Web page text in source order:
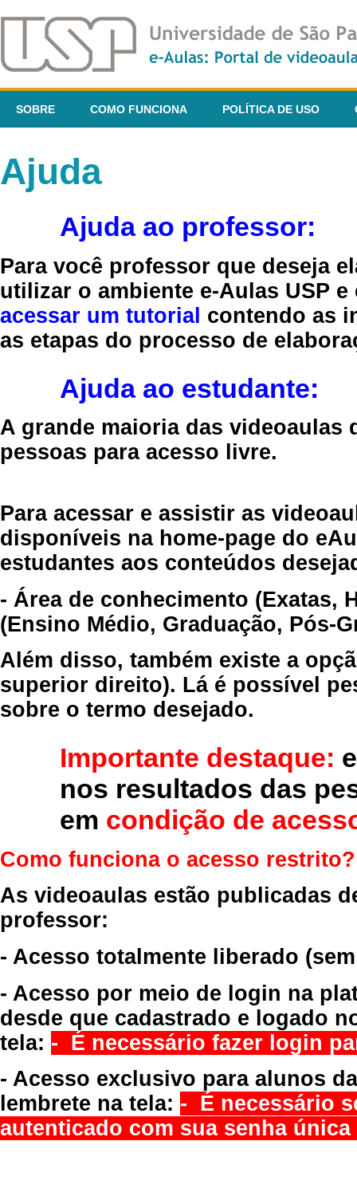
SOBRE COMO FUNCIONA POLÍTICA DE USO
Ajuda
Ajuda ao professor:
Para você professor que deseja
utilizar o ambiente e-Aulas USP
acessar um tutorial contendo as
as etapas do processo de
Ajuda ao estudante:
A grande maioria das videoaulas
pessoas para acesso livre.
Para acessar e assistir as
disponíveis na home-page do
estudantes aos conteúdos
- Área de conhecimento (Exatas,
(Ensino Médio, Graduação, Pós-
Além disso, também existe a
superior direito). Lá é possível
sobre o termo desejado.
Importante destaque:
nos resultados das
em condição de
Como funciona o acesso restrito?
As videoaulas estão publicadas
professor:
- Acesso totalmente liberado
- Acesso por meio de login na
desde que cadastrado e logado
tela: - É necessário fazer login
- Acesso exclusivo para alunos
lembrete na tela: - É necessário
autenticado com sua senha